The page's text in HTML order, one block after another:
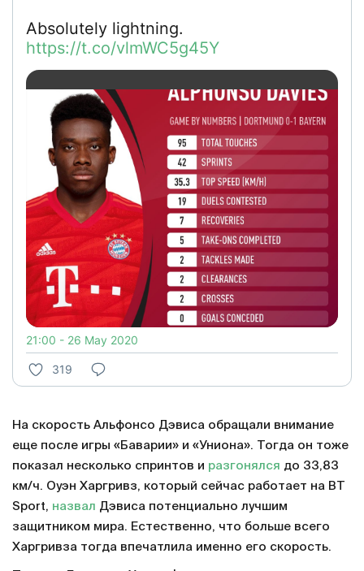
Absolutely lightning.
https://t.co/vlmWC5g45Y
21:00 - 26 May 2020
319
На скорость Альфонсо Дэвиса обращали внимание
еще после игры «Баварии» и «Униона». Тогда он тоже
показал несколько спринтов и разгонялся до 33,83
км/ч. Оуэн Харгривз, который сейчас работает на BT
Sport, назвал Дэвиса потенциально лучшим
защитником мира. Естественно, что больше всего
Харгривза тогда впечатлила именно его скорость.